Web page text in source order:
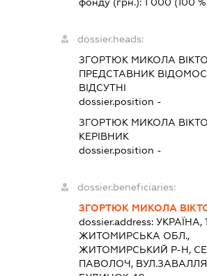
фонду (грн.):1 000 (100
dossier.heads:
ЗГОРТЮК МИКОЛА
ПРЕДСТАВНИК
ВІДСУТНІ
dossier.position -
ЗГОРТЮК МИКОЛА
КЕРІВНИК
dossier.position -
dossier.beneficiaries:
ЗГОРТЮК МИКОЛА
dossier.address:УКРАЇНА,
ЖИТОМИРСЬКА ОБЛ.,
ЖИТОМИРСЬКИЙ Р-Н,
ПАВОЛОЧ, ВУЛ.ЗАВАЛЛЯ